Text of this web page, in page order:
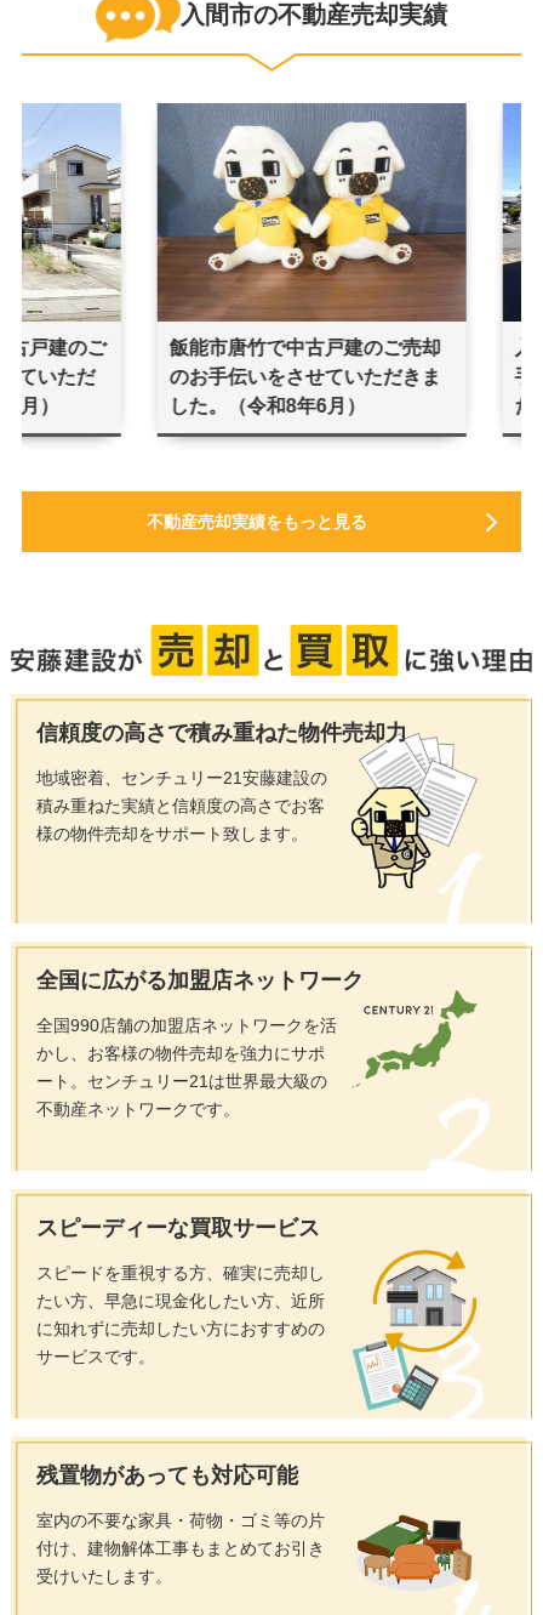
入間市の不動産売却実績
不動産売却実績をもっと見る
信頼度の高さで積み重ねた物件売却力
地域密着、センチュリー21安藤建設の
積み重ねた実績と信頼度の高さでお客
様の物件売却をサポート致します。
全国に広がる加盟店ネットワーク
全国990店舗の加盟店ネットワークを活
かし、お客様の物件売却を強力にサポ
ート。センチュリー21は世界最大級の
不動産ネットワークです。
スピーディーな買取サービス
スピードを重視する方、確実に売却し
たい方、早急に現金化したい方、近所
に知れずに売却したい方におすすめの
サービスです。
残置物があっても対応可能
室内の不要な家具・荷物・ゴミ等の片
付け、建物解体工事もまとめてお引き
受けいたします。